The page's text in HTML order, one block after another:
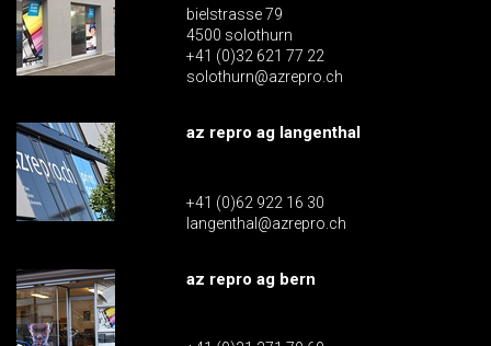
bielstrasse 79
4500 solothurn
+41 (0)32 621 77 22
solothurn@azrepro.ch
az repro ag langenthal
+41 (0)62 922 16 30
langenthal@azrepro.ch
az repro ag bern